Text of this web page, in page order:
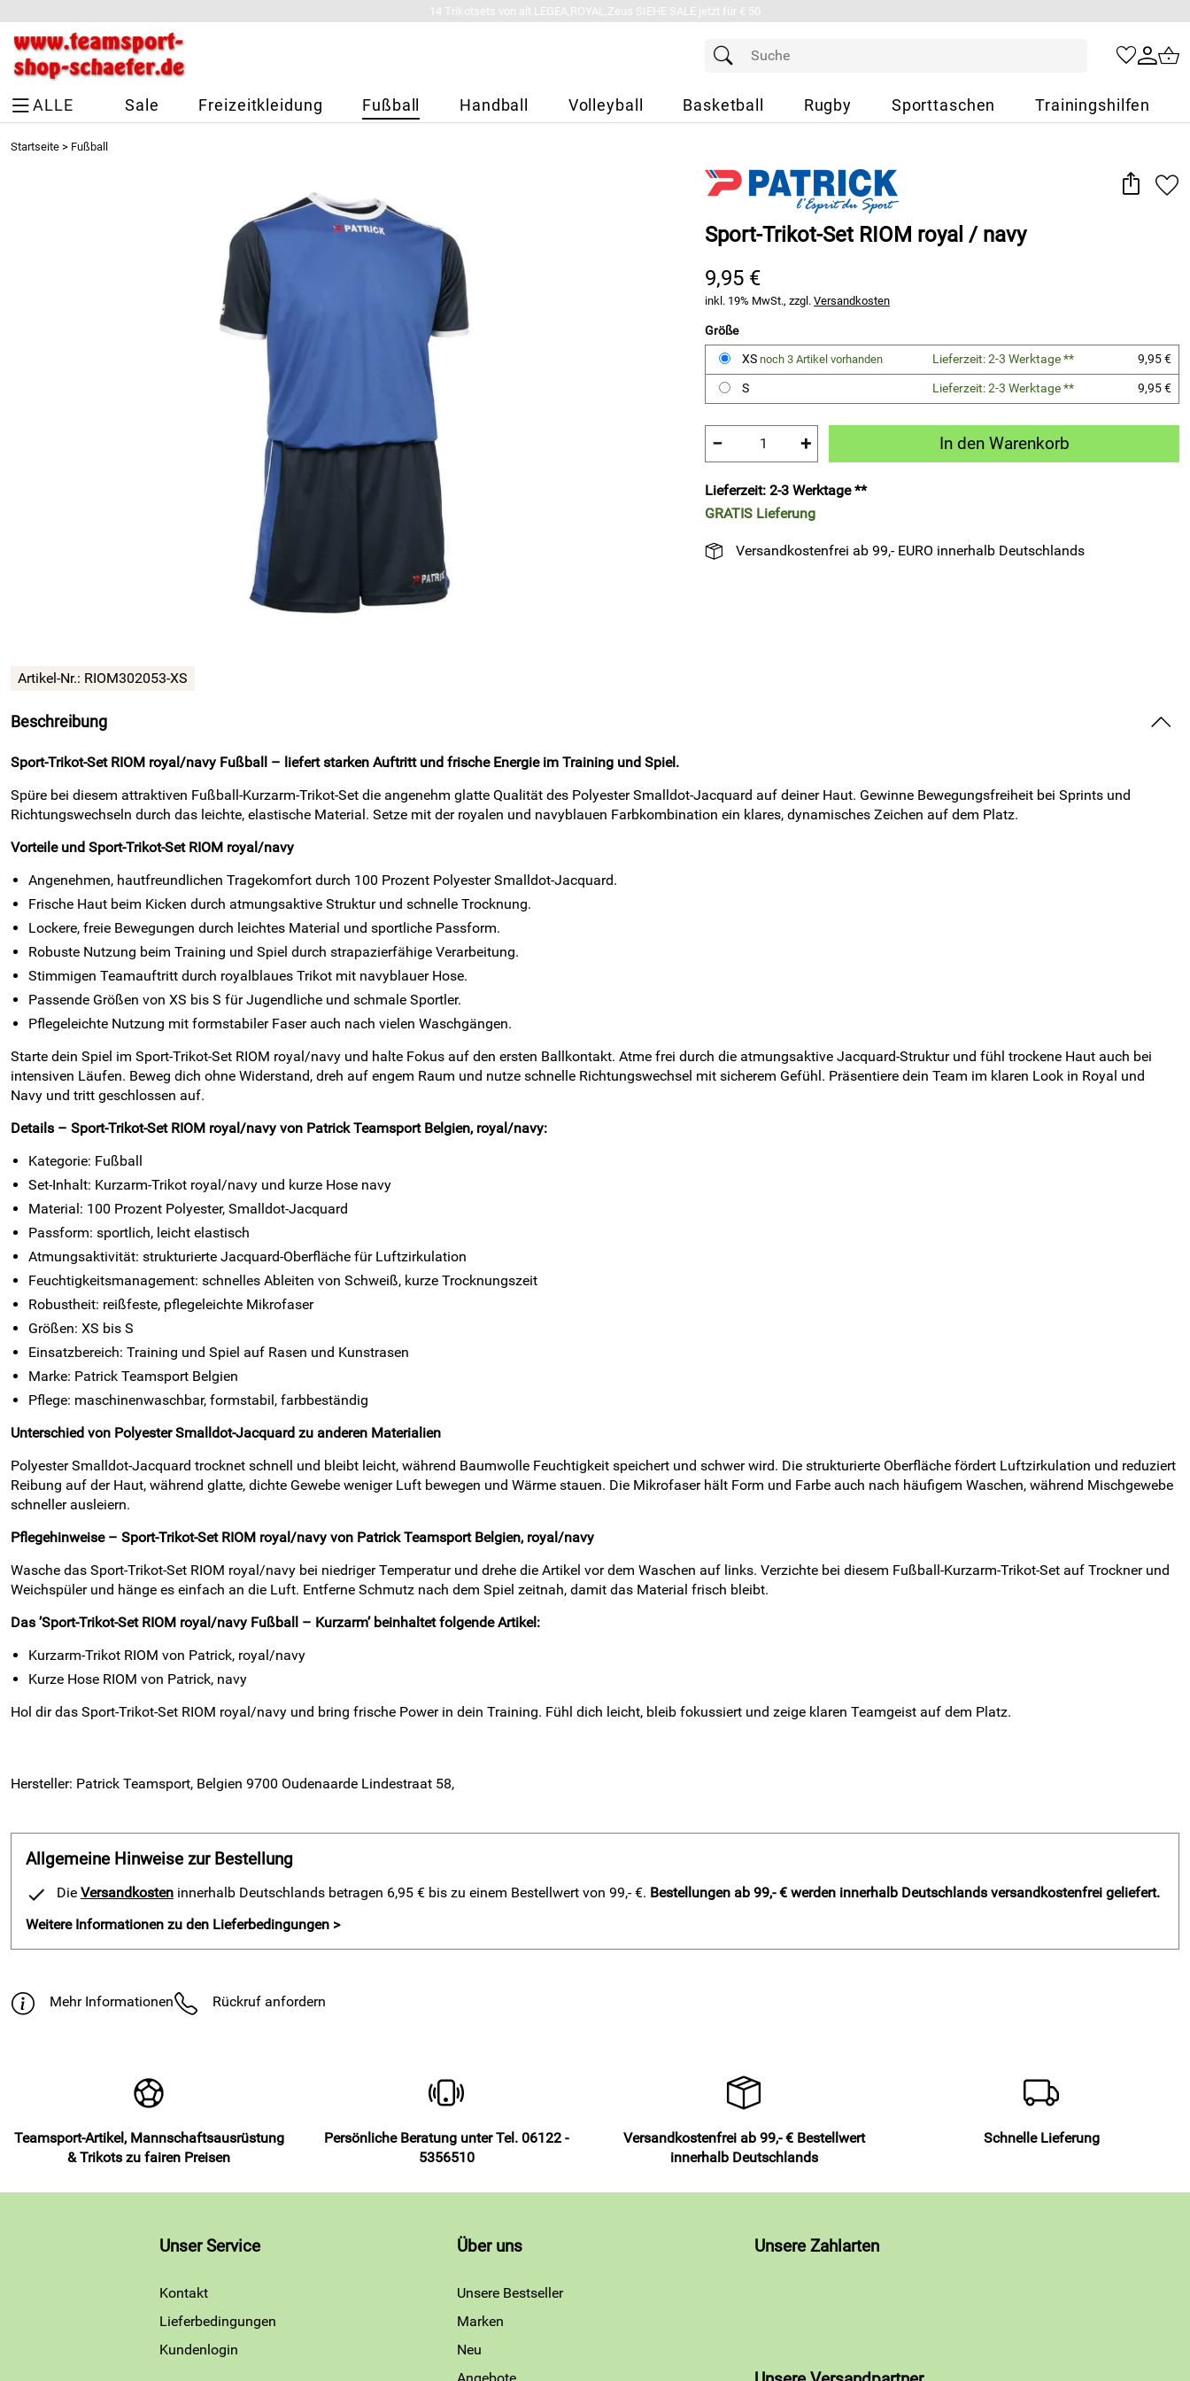
14 Trikotsets von alt.LEGEA,ROYAL,Zeus SIEHE SALE jetzt für € 50
ALLE Sale Freizeitkleidung Fußball Handball Volleyball Basketball Rugby Sporttaschen Trainingshilfen
Startseite > Fußball
Sport-Trikot-Set RIOM royal / navy
9,95 €
inkl. 19% MwSt., zzgl. Versandkosten
Größe
XS noch 3 Artikel vorhanden Lieferzeit: 2-3 Werktage **
9,95 €
S
Lieferzeit: 2-3 Werktage ** 9,95 €
− + In den Warenkorb
Lieferzeit: 2-3 Werktage **
GRATIS Lieferung
Versandkostenfrei ab 99,- EURO innerhalb Deutschlands
Artikel-Nr.: RIOM302053-XS
Beschreibung
Sport-Trikot-Set RIOM royal/navy Fußball – liefert starken Auftritt und frische Energie im Training und Spiel.
Spüre bei diesem attraktiven Fußball-Kurzarm-Trikot-Set die angenehm glatte Qualität des Polyester Smalldot-Jacquard auf deiner Haut. Gewinne Bewegungsfreiheit bei Sprints und
Richtungswechseln durch das leichte, elastische Material. Setze mit der royalen und navyblauen Farbkombination ein klares, dynamisches Zeichen auf dem Platz.
Vorteile und Sport-Trikot-Set RIOM royal/navy
Angenehmen, hautfreundlichen Tragekomfort durch 100 Prozent Polyester Smalldot-Jacquard.
Frische Haut beim Kicken durch atmungsaktive Struktur und schnelle Trocknung.
Lockere, freie Bewegungen durch leichtes Material und sportliche Passform.
Robuste Nutzung beim Training und Spiel durch strapazierfähige Verarbeitung.
Stimmigen Teamauftritt durch royalblaues Trikot mit navyblauer Hose.
Passende Größen von XS bis S für Jugendliche und schmale Sportler.
Pflegeleichte Nutzung mit formstabiler Faser auch nach vielen Waschgängen.
Starte dein Spiel im Sport-Trikot-Set RIOM royal/navy und halte Fokus auf den ersten Ballkontakt. Atme frei durch die atmungsaktive Jacquard-Struktur und fühl trockene Haut auch bei
intensiven Läufen. Beweg dich ohne Widerstand, dreh auf engem Raum und nutze schnelle Richtungswechsel mit sicherem Gefühl. Präsentiere dein Team im klaren Look in Royal und
Navy und tritt geschlossen auf.
Details – Sport-Trikot-Set RIOM royal/navy von Patrick Teamsport Belgien, royal/navy:
Kategorie: Fußball
Set-Inhalt: Kurzarm-Trikot royal/navy und kurze Hose navy
Material: 100 Prozent Polyester, Smalldot-Jacquard
Passform: sportlich, leicht elastisch
Atmungsaktivität: strukturierte Jacquard-Oberfläche für Luftzirkulation
Feuchtigkeitsmanagement: schnelles Ableiten von Schweiß, kurze Trocknungszeit
Robustheit: reißfeste, pflegeleichte Mikrofaser
Größen: XS bis S
Einsatzbereich: Training und Spiel auf Rasen und Kunstrasen
Marke: Patrick Teamsport Belgien
Pflege: maschinenwaschbar, formstabil, farbbeständig
Unterschied von Polyester Smalldot-Jacquard zu anderen Materialien
Polyester Smalldot-Jacquard trocknet schnell und bleibt leicht, während Baumwolle Feuchtigkeit speichert und schwer wird. Die strukturierte Oberfläche fördert Luftzirkulation und reduziert
Reibung auf der Haut, während glatte, dichte Gewebe weniger Luft bewegen und Wärme stauen. Die Mikrofaser hält Form und Farbe auch nach häufigem Waschen, während Mischgewebe
schneller ausleiern.
Pflegehinweise – Sport-Trikot-Set RIOM royal/navy von Patrick Teamsport Belgien, royal/navy
Wasche das Sport-Trikot-Set RIOM royal/navy bei niedriger Temperatur und drehe die Artikel vor dem Waschen auf links. Verzichte bei diesem Fußball-Kurzarm-Trikot-Set auf Trockner und
Weichspüler und hänge es einfach an die Luft. Entferne Schmutz nach dem Spiel zeitnah, damit das Material frisch bleibt.
Das ’Sport-Trikot-Set RIOM royal/navy Fußball – Kurzarm’ beinhaltet folgende Artikel:
Kurzarm-Trikot RIOM von Patrick, royal/navy
Kurze Hose RIOM von Patrick, navy
Hol dir das Sport-Trikot-Set RIOM royal/navy und bring frische Power in dein Training. Fühl dich leicht, bleib fokussiert und zeige klaren Teamgeist auf dem Platz.
Hersteller: Patrick Teamsport, Belgien 9700 Oudenaarde Lindestraat 58,
Allgemeine Hinweise zur Bestellung
Die Versandkosten innerhalb Deutschlands betragen 6,95 € bis zu einem Bestellwert von 99,- €. Bestellungen ab 99,- € werden innerhalb Deutschlands versandkostenfrei geliefert.
Weitere Informationen zu den Lieferbedingungen >
Mehr Informationen Rückruf anfordern
Teamsport-Artikel, Mannschaftsausrüstung
& Trikots zu fairen Preisen
Persönliche Beratung unter Tel. 06122 -
5356510
Versandkostenfrei ab 99,- € Bestellwert
innerhalb Deutschlands
Schnelle Lieferung
Unser Service
Kontakt
Lieferbedingungen
Kundenlogin
Über uns
Unsere Bestseller
Marken
Neu
Unsere Zahlarten